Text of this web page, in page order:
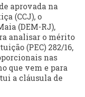
aprovada na
(CCJ), o
(DEM-RJ),
analisar o mérito
(PEC) 282/16,
nas
que vem e para
a cláusula de